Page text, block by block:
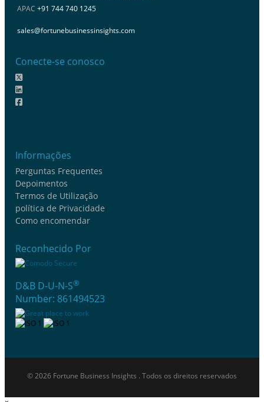
APAC +91 744 740 1245
sales@fortunebusinessinsights.com
Conecte-se conosco
Informações
Perguntas Frequentes
Depoimentos
Termos de Utilização
política de Privacidade
Como encomendar
Reconhecido Por
D&B D-U-N-S®
Number: 861494523
© 2026 Fortune Business Insights . Todos os direitos reservados